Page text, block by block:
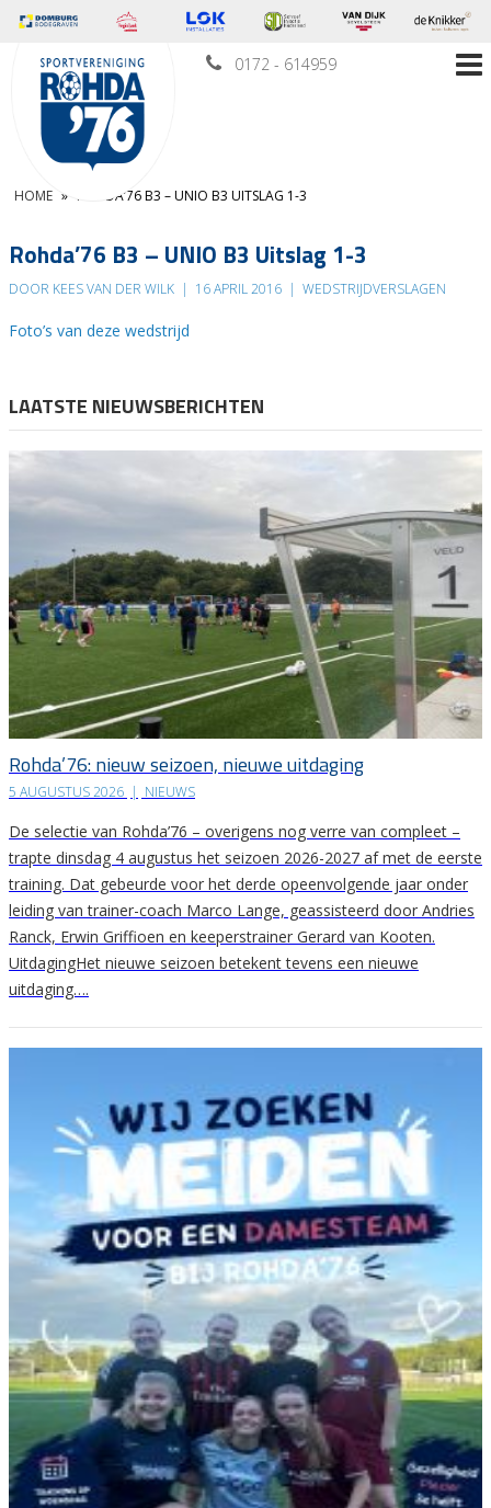
0172 - 614959
HOME » ROHDA’76 B3 – UNIO B3 UITSLAG 1-3
Rohda’76 B3 – UNIO B3 Uitslag 1-3
DOOR KEES VAN DER WILK | 16 APRIL 2016 | WEDSTRIJDVERSLAGEN
Foto’s van deze wedstrijd
LAATSTE NIEUWSBERICHTEN
Rohda’76: nieuw seizoen, nieuwe uitdaging
5 AUGUSTUS 2026 | NIEUWS
De selectie van Rohda’76 – overigens nog verre van compleet –
trapte dinsdag 4 augustus het seizoen 2026-2027 af met de eerste
training. Dat gebeurde voor het derde opeenvolgende jaar onder
leiding van trainer-coach Marco Lange, geassisteerd door Andries
Ranck, Erwin Griffioen en keeperstrainer Gerard van Kooten.
UitdagingHet nieuwe seizoen betekent tevens een nieuwe
uitdaging….